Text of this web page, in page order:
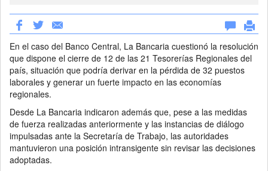
En el caso del Banco Central, La Bancaria cuestionó la resolución
que dispone el cierre de 12 de las 21 Tesorerías Regionales del
país, situación que podría derivar en la pérdida de 32 puestos
laborales y generar un fuerte impacto en las economías
regionales.
Desde La Bancaria indicaron además que, pese a las medidas
de fuerza realizadas anteriormente y las instancias de diálogo
impulsadas ante la Secretaría de Trabajo, las autoridades
mantuvieron una posición intransigente sin revisar las decisiones
adoptadas.